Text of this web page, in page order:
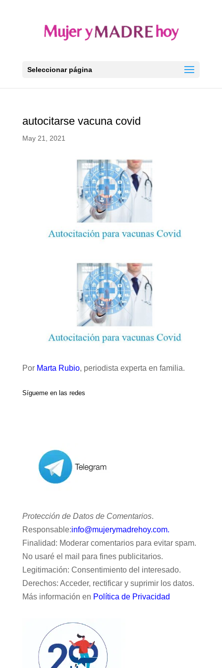
Seleccionar página
autocitarse vacuna covid
May 21, 2021
Por Marta Rubio, periodista experta en familia.
Sígueme en las redes
Protección de Datos de Comentarios.
Responsable:info@mujerymadrehoy.com.
Finalidad: Moderar comentarios para evitar spam.
No usaré el mail para fines publicitarios.
Legitimación: Consentimiento del interesado.
Derechos: Acceder, rectificar y suprimir los datos.
Más información en Política de Privacidad